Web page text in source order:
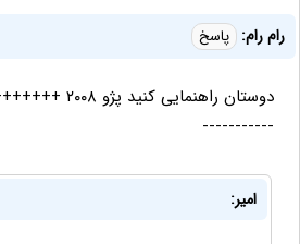
رام رام: پاسخ
دوستان
-----------
امیر: